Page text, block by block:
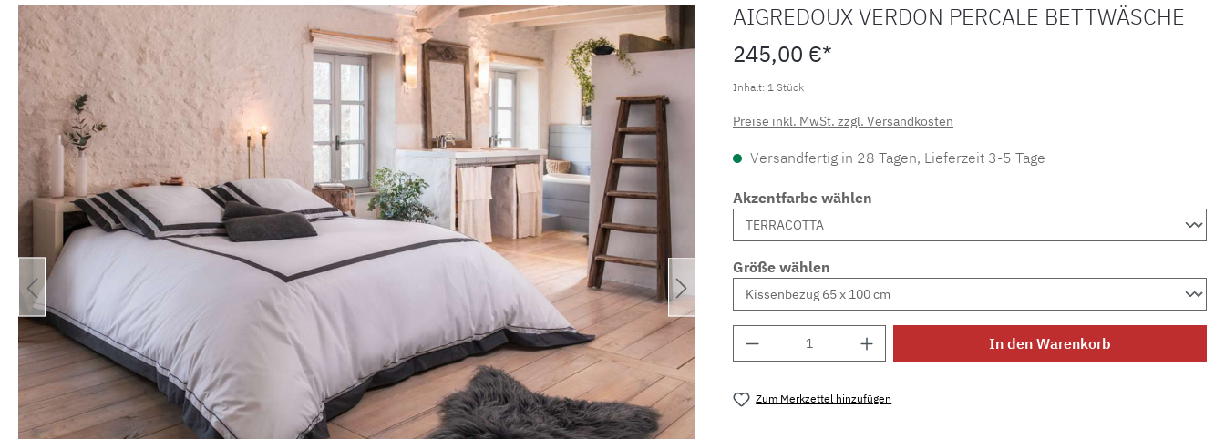
Bildergalerie überspringen
AIGREDOUX VERDON PERCALE BETTWÄSCHE
245,00 €*
Inhalt: 1 Stück
Preise inkl. MwSt. zzgl. Versandkosten
Versandfertig in 28 Tagen, Lieferzeit 3-5 Tage
Akzentfarbe wählen
Größe wählen
Produkt Anzahl: Gib den gewünschten Wert ein
In den Warenkorb
Zum Merkzettel hinzufügen